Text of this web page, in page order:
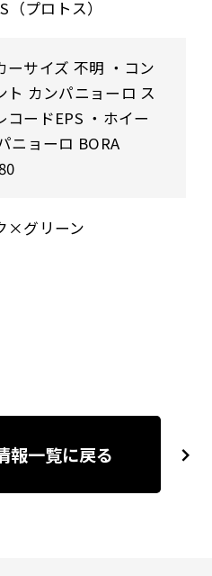
（プロトス）
ーサイズ 不明 ・コン
ト カンパニョーロ ス
コードEPS ・ホイー
ニョーロ BORA
×グリーン
next
報一覧に戻る